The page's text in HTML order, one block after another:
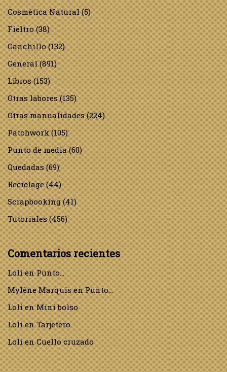
Cosmética Natural(5)
Fieltro(38)
Ganchillo(132)
General(891)
Libros(153)
Otras labores(135)
Otras manualidades(224)
Patchwork(105)
Punto de media(60)
Quedadas(69)
Reciclage(44)
Scrapbooking(41)
Tutoriales(456)
Comentarios recientes
LolienPunto…
Mylène MarquisenPunto…
LolienMini bolso
LolienTarjetero
LolienCuello cruzado